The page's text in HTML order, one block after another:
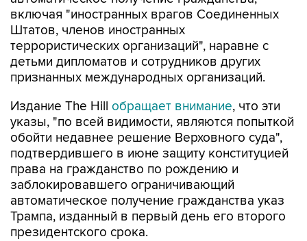
включая "иностранных врагов Соединенных
Штатов, членов иностранных
террористических организаций", наравне с
детьми дипломатов и сотрудников других
признанных международных организаций.
Издание The Hill обращает внимание, что эти
указы, "по всей видимости, являются попыткой
обойти недавнее решение Верховного суда",
подтвердившего в июне защиту конституцией
права на гражданство по рождению и
заблокировавшего ограничивающий
автоматическое получение гражданства указ
Трампа, изданный в первый день его второго
президентского срока.